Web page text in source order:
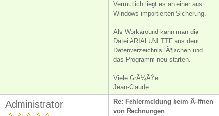
Vermutlich liegt es an einer aus
Windows importierten Sicherung.
Als Workaround kann man die
Datei ARIALUNI.TTF aus dem
Datenverzeichnis lÃ¶schen und
das Programm neu starten.
Viele GrÃ¼ÃŸe
Jean-Claude
Administrator
Re: Fehlermeldung beim Ã–ffnen
von Rechnungen